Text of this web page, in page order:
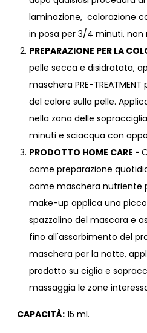
laminazione, colorazione
in posa per 3/4 minuti, non
PREPARAZIONE PER LA
pelle secca e disidratata,
maschera PRE-
del colore sulla pelle.
nella zona delle
minuti e sciacqua con
PRODOTTO HOME CARE -
come preparazione
come maschera nutriente
make-up applica una
spazzolino del mascara e
fino all'assorbimento del
maschera per la notte,
prodotto su ciglia e
massaggia le zone
CAPACITÀ: 15 ml.